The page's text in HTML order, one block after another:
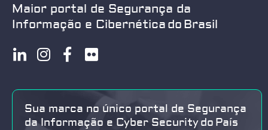
Maior portal de Segurança da
Informação e Cibernética do Brasil
Sua marca no único portal de Segurança
da Informação e Cyber Security do País